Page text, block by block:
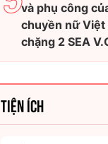
và phụ công
chuyền nữ
chặng 2 SEA
TIỆN ÍCH